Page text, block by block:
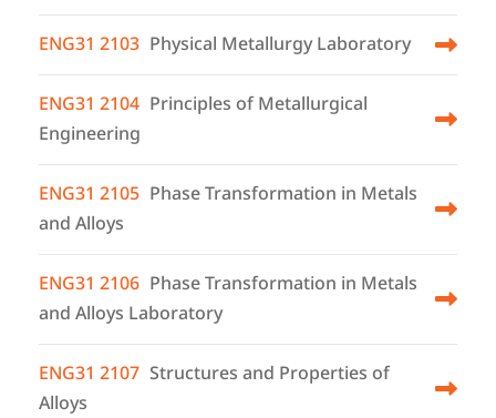
ENG31 2103 Physical Metallurgy Laboratory
ENG31 2104 Principles of Metallurgical
Engineering
ENG31 2105 Phase Transformation in Metals
and Alloys
ENG31 2106 Phase Transformation in Metals
and Alloys Laboratory
ENG31 2107 Structures and Properties of
Alloys